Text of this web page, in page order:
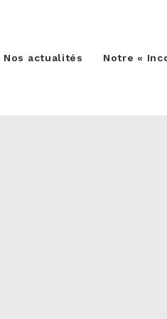
Nos actualités Notre «